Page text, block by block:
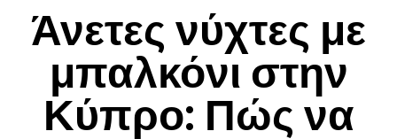
Άνετες νύχτες με
μπαλκόνι στην
Κύπρο: Πώς να